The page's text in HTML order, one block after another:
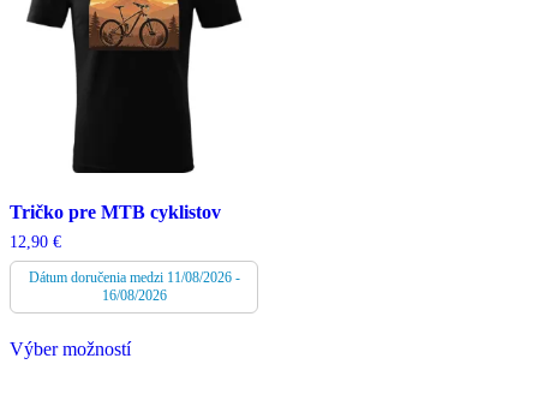
Tričko pre MTB cyklistov
12,90 €
Dátum doručenia medzi 11/08/2026 -
16/08/2026
Výber možnostíprodukt